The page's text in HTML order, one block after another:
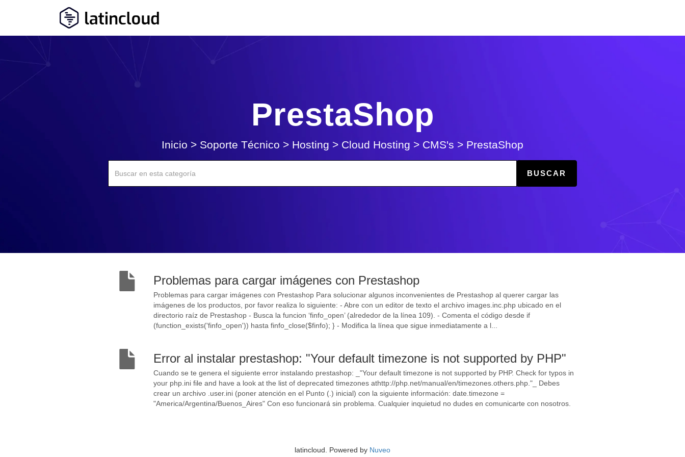
PrestaShop
Inicio > Soporte Técnico > Hosting > Cloud Hosting > CMS's > PrestaShop
Problemas para cargar imágenes con Prestashop
Problemas para cargar imágenes con Prestashop Para solucionar algunos inconvenientes de Prestashop al querer cargar las
imágenes de los productos, por favor realiza lo siguiente: - Abre con un editor de texto el archivo images.inc.php ubicado en el
directorio raíz de Prestashop - Busca la funcion ‘finfo_open’ (alrededor de la línea 109). - Comenta el código desde if
(function_exists('finfo_open')) hasta finfo_close($finfo); } - Modifica la línea que sigue inmediatamente a l...
Error al instalar prestashop: "Your default timezone is not supported by PHP"
Cuando se te genera el siguiente error instalando prestashop: _"Your default timezone is not supported by PHP. Check for typos in
your php.ini file and have a look at the list of deprecated timezones athttp://php.net/manual/en/timezones.others.php."_ Debes
crear un archivo .user.ini (poner atención en el Punto (.) inicial) con la siguiente información: date.timezone =
"America/Argentina/Buenos_Aires" Con eso funcionará sin problema. Cualquier inquietud no dudes en comunicarte con nosotros.
latincloud. Powered by Nuveo